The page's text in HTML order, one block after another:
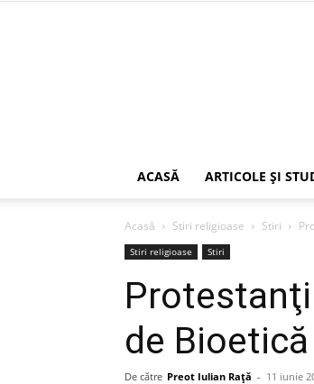
ACASĂ ARTICOLE ŞI
Acasă Stiri religioase Stiri
Stiri religioase Stiri
de Bioetică
De către Preot Iulian Raţă - 11 iunie